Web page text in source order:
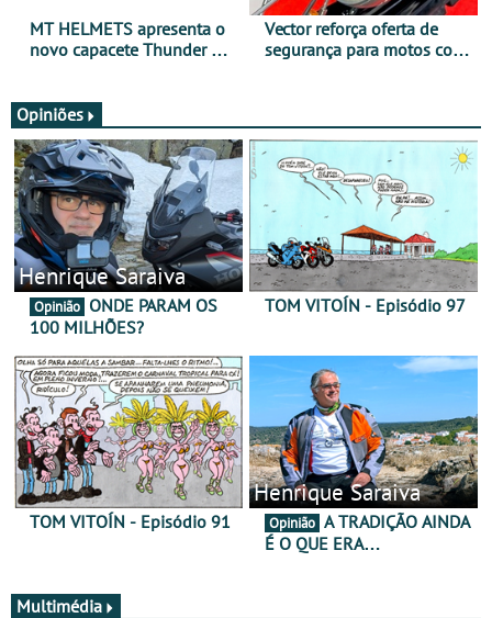
MT HELMETS apresenta o
novo capacete Thunder 4 R
Vector reforça oferta de
segurança para motos com
Opiniões
Henrique Saraiva
Opinião
100 MILHÕES?
TOM VITOÍN - Episódio 97
TOM VITOÍN - Episódio 91
Henrique Saraiva
Opinião
É O QUE ERA…
Multimédia